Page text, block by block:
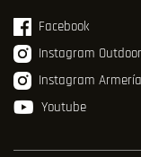
Facebook
Instagram
Instagram Armería
Youtube